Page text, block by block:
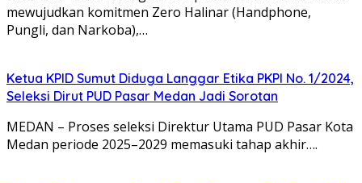
mewujudkan komitmen Zero Halinar (Handphone,
Pungli, dan Narkoba),…
Ketua KPID Sumut Diduga Langgar Etika PKPI No. 1/2024,
Seleksi Dirut PUD Pasar Medan Jadi Sorotan
MEDAN – Proses seleksi Direktur Utama PUD Pasar Kota
Medan periode 2025–2029 memasuki tahap akhir….